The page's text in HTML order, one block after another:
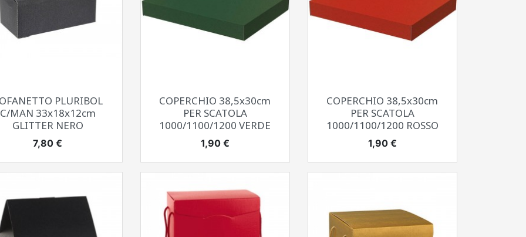
PLURIBOL
C/MAN 33x18x12cm
GLITTER NERO
Prezzo
7,80 €
COPERCHIO 38,5x30cm
PER SCATOLA
1000/1100/1200 VERDE
Prezzo
1,90 €
COPERCHIO 38,5x30cm
PER SCATOLA
1000/1100/1200 ROSSO
Prezzo
1,90 €